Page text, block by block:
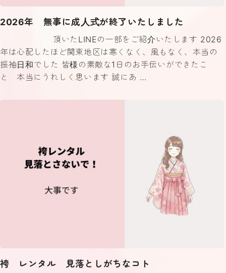
2026年 無事に成人式が終了いたしました
頂いたLINEの一部をご紹介いたします 2026
年は心配したほど関東地区は寒くなく、風もなく、本当の
振袖日和でした 皆様の素敵な1日のお手伝いができたこ
と 本当にうれしく思います 誠にあ …
袴 レンタル 見落としがちなコト